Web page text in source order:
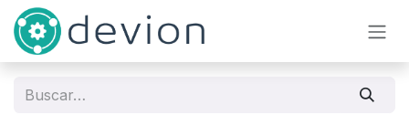
Ir al contenido